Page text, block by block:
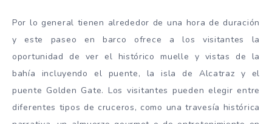
Por lo general tienen alrededor de una hora de duración
y este paseo en barco ofrece a los visitantes la
oportunidad de ver el histórico muelle y vistas de la
bahía incluyendo el puente, la isla de Alcatraz y el
puente Golden Gate. Los visitantes pueden elegir entre
diferentes tipos de cruceros, como una travesía histórica